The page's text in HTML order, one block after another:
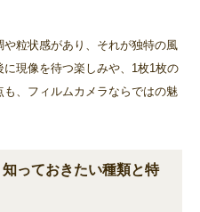
粒状感があり、それが独特の風
現像を待つ楽しみや、1枚1枚の
、フィルムカメラならではの魅
っておきたい種類と特